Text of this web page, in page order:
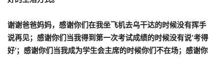
谢谢爸爸妈妈，感谢你们在我坐飞机去乌干达的时候没有挥手
说再见；感谢你们当我得到第一次考试成绩的时候没有说‘考得
好’；感谢你们当我成为学生会主席的时候你们不在场；感谢你